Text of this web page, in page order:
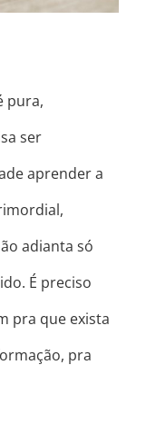
pura,
ser
aprender a
adianta só
É preciso
pra que exista
pra